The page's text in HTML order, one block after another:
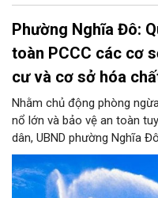
Phường Nghĩa Đô:
toàn PCCC các cơ
cư và cơ sở hóa
Nhằm chủ động phòng
nổ lớn và bảo vệ an toàn
dân, UBND phường Nghĩa
276/KH-UBND. Theo đó,
phường Nghĩa Đô sẽ ra
với 100% cơ sở năng